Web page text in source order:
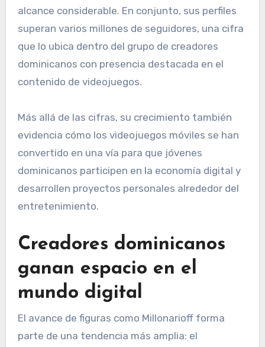
alcance considerable. En conjunto, sus perfiles
superan varios millones de seguidores, una cifra
que lo ubica dentro del grupo de creadores
dominicanos con presencia destacada en el
contenido de videojuegos.
Más allá de las cifras, su crecimiento también
evidencia cómo los videojuegos móviles se han
convertido en una vía para que jóvenes
dominicanos participen en la economía digital y
desarrollen proyectos personales alrededor del
entretenimiento.
Creadores dominicanos
ganan espacio en el
mundo digital
El avance de figuras como Millonarioff forma
parte de una tendencia más amplia: el